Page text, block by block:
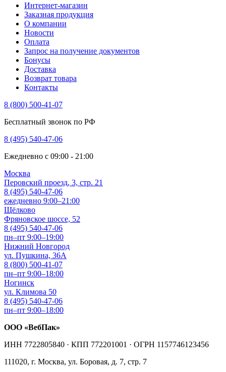
Интернет-магазин
Заказная продукция
О компании
Новости
Оплата
Запрос на получение документов
Бонусы
Доставка
Возврат товара
Контакты
8 (800) 500-41-07
Бесплатный звонок по РФ
8 (495) 540-47-06
Ежедневно с 09:00 - 21:00
Москва
Перовский проезд, 3, стр. 21
8 (495) 540-47-06
ежедневно 9:00–21:00
Щёлково
Фряновское шоссе, 52
8 (495) 540-47-06
пн–пт 9:00–19:00
Нижний Новгород
ул. Пушкина, 36А
8 (800) 500-41-07
пн–пт 9:00–18:00
Ногинск
ул. Климова 50
8 (495) 540-47-06
пн–пт 9:00–18:00
ООО «ВебПак»
ИНН 7722805840 · КПП 772201001 · ОГРН 1157746123456
111020, г. Москва, ул. Боровая, д. 7, стр. 7